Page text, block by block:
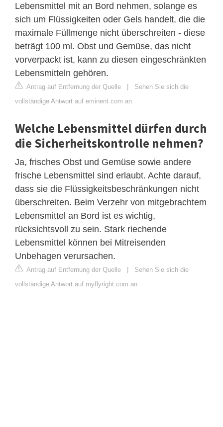
Lebensmittel mit an Bord nehmen, solange es
sich um Flüssigkeiten oder Gels handelt, die die
maximale Füllmenge nicht überschreiten - diese
beträgt 100 ml. Obst und Gemüse, das nicht
vorverpackt ist, kann zu diesen eingeschränkten
Lebensmitteln gehören.
Antrag auf Entfernung der Quelle
Sehen Sie sich die
vollständige Antwort auf eminent.com an
Welche Lebensmittel dürfen durch
die Sicherheitskontrolle nehmen?
Ja, frisches Obst und Gemüse sowie andere
frische Lebensmittel sind erlaubt. Achte darauf,
dass sie die Flüssigkeitsbeschränkungen nicht
überschreiten. Beim Verzehr von mitgebrachtem
Lebensmittel an Bord ist es wichtig,
rücksichtsvoll zu sein. Stark riechende
Lebensmittel können bei Mitreisenden
Unbehagen verursachen.
Antrag auf Entfernung der Quelle
Sehen Sie sich die
vollständige Antwort auf myflyright.com an